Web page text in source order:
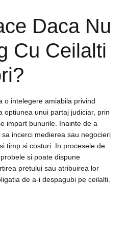
Daca Nu
Cu Ceilalti
o intelegere amiabila privind
optiunea unui partaj judiciar, prin
impart bunurile. Inainte de a
incerci medierea sau negocieri
timp si costuri. In procesele de
si poate dispune
pretului sau atribuirea lor
de a-i despagubi pe ceilalti.